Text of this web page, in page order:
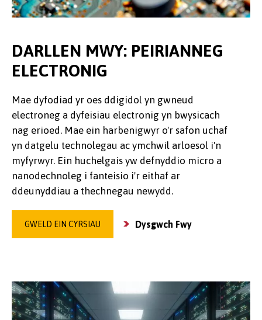
DARLLEN MWY: PEIRIANNEG
ELECTRONIG
Mae dyfodiad yr oes ddigidol yn gwneud
electroneg a dyfeisiau electronig yn bwysicach
nag erioed. Mae ein harbenigwyr o'r safon uchaf
yn datgelu technolegau ac ymchwil arloesol i'n
myfyrwyr. Ein huchelgais yw defnyddio micro a
nanodechnoleg i fanteisio i'r eithaf ar
ddeunyddiau a thechnegau newydd.
GWELD EIN CYRSIAU Dysgwch Fwy